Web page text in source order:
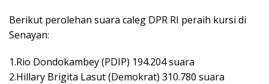
Berikut perolehan suara caleg DPR RI peraih kursi di
Senayan:
1.Rio Dondokambey (PDIP) 194.204 suara
2.Hillary Brigita Lasut (Demokrat) 310.780 suara